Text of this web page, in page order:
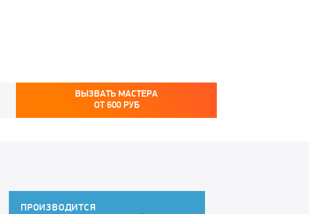
ВЫЗВАТЬ МАСТЕРА
ОТ600РУБ
ПРОИЗВОДИТСЯ